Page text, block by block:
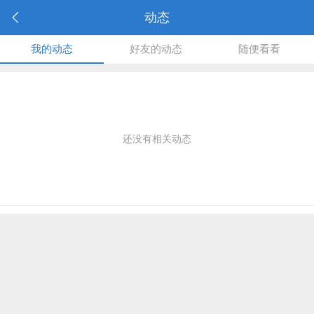
动态
我的动态 好友的动态 随便看看
还没有相关动态